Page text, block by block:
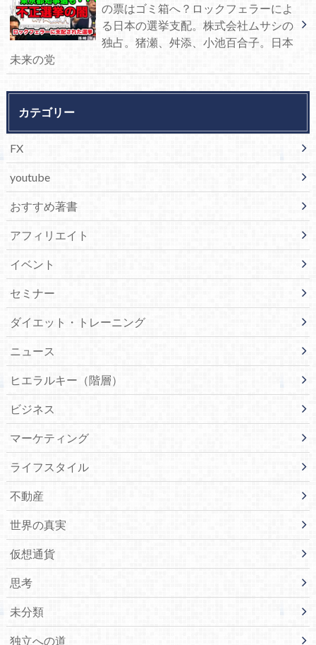
の票はゴミ箱へ？ロックフェラーによ
る日本の選挙支配。株式会社ムサシの
独占。猪瀬、舛添、小池百合子。日本
未来の党
カテゴリー
FX
youtube
おすすめ著書
アフィリエイト
イベント
セミナー
ダイエット・トレーニング
ニュース
ヒエラルキー（階層）
ビジネス
マーケティング
ライフスタイル
不動産
世界の真実
仮想通貨
思考
未分類
独立への道